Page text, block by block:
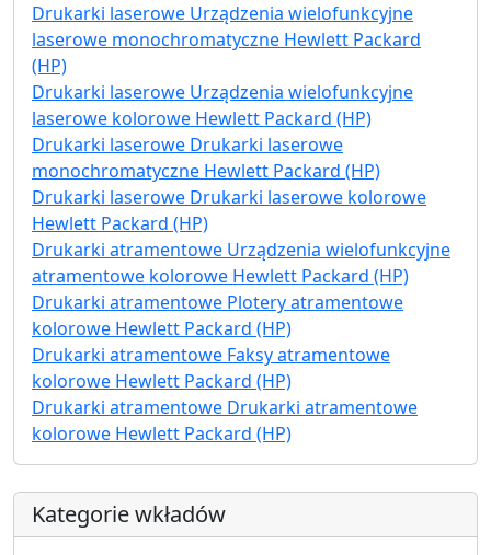
Drukarki laserowe Urządzenia wielofunkcyjne
laserowe monochromatyczne Hewlett Packard
(HP)
Drukarki laserowe Urządzenia wielofunkcyjne
laserowe kolorowe Hewlett Packard (HP)
Drukarki laserowe Drukarki laserowe
monochromatyczne Hewlett Packard (HP)
Drukarki laserowe Drukarki laserowe kolorowe
Hewlett Packard (HP)
Drukarki atramentowe Urządzenia wielofunkcyjne
atramentowe kolorowe Hewlett Packard (HP)
Drukarki atramentowe Plotery atramentowe
kolorowe Hewlett Packard (HP)
Drukarki atramentowe Faksy atramentowe
kolorowe Hewlett Packard (HP)
Drukarki atramentowe Drukarki atramentowe
kolorowe Hewlett Packard (HP)
Kategorie wkładów